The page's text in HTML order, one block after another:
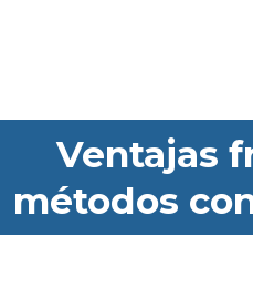
Ventajas
métodos